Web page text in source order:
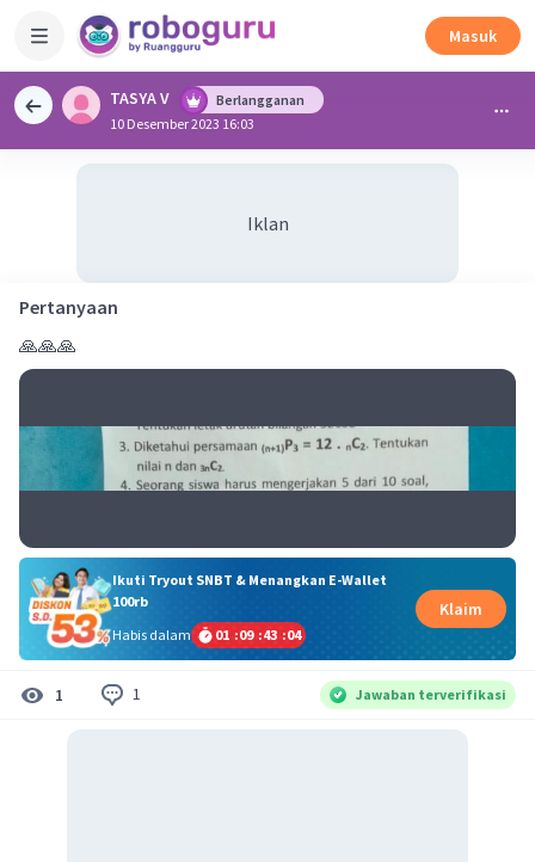
Masuk
TASYA V
Berlangganan
10 Desember 2023 16:03
Iklan
Pertanyaan
🙏🙏🙏
Ikuti Tryout SNBT & Menangkan E-Wallet
100rb
Habis dalam
01 :09 :43 :04
Klaim
1 1 Jawaban terverifikasi